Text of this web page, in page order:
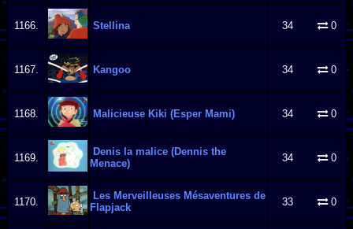
1166. Stellina 34 0
1167. Kangoo 34 0
1168. Malicieuse Kiki (Esper Mami) 34 0
1169.
Denis la malice (Dennis the
Menace)
34 0
1170.
Les Merveilleuses Mésaventures de
Flapjack
33 0